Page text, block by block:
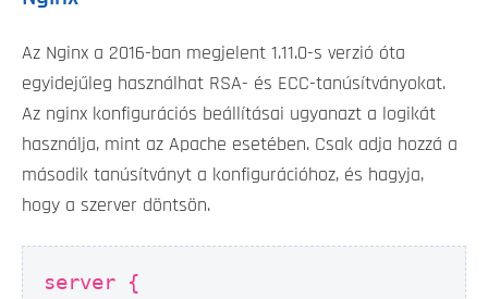
Az Nginx a 2016-ban megjelent 1.11.0-s verzió óta
egyidejűleg használhat RSA- és ECC-tanúsítványokat.
Az nginx konfigurációs beállításai ugyanazt a logikát
használja, mint az Apache esetében. Csak adja hozzá a
második tanúsítványt a konfigurációhoz, és hagyja,
hogy a szerver döntsön.
server {